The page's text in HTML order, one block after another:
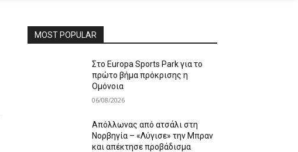
MOST POPULAR
Στο Europa Sports Park για το
πρώτο βήμα πρόκρισης η
Ομόνοια
06/08/2026
Απόλλωνας από ατσάλι στη
Νορβηγία – «Λύγισε» την Μπραν
και απέκτησε προβάδισμα